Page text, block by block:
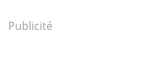
Publicité